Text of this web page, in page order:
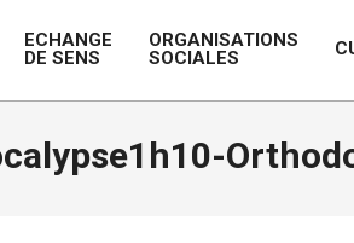
ECHANGE
DE SENS
ORGANISATIONS
SOCIALES